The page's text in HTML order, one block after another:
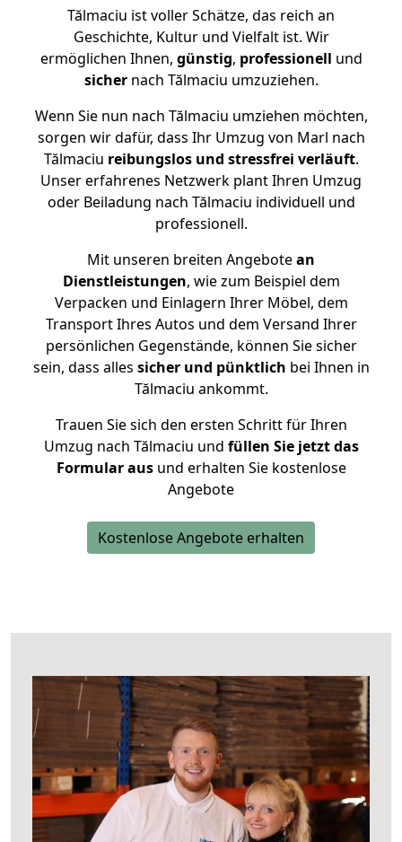
Tălmaciu ist voller Schätze, das reich an
Geschichte, Kultur und Vielfalt ist. Wir
ermöglichen Ihnen, günstig, professionell und
sichernach Tălmaciu umzuziehen.
Wenn Sie nun nach Tălmaciu umziehen möchten,
sorgen wir dafür, dass Ihr Umzug von Marl nach
Tălmaciu reibungslos und stressfrei verläuft.
Unser erfahrenes Netzwerk plant Ihren Umzug
oder Beiladung nach Tălmaciu individuell und
professionell.
Mit unseren breiten Angebotean
Dienstleistungen, wie zum Beispiel dem
Verpacken und Einlagern Ihrer Möbel, dem
Transport Ihres Autos und dem Versand Ihrer
persönlichen Gegenstände, können Sie sicher
sein, dass alles sicher und pünktlich bei Ihnen in
Tălmaciu ankommt.
Trauen Sie sich den ersten Schritt für Ihren
Umzug nach Tălmaciu und füllen Sie jetzt das
Formular ausund erhalten Sie kostenlose
Angebote
Kostenlose Angebote erhalten